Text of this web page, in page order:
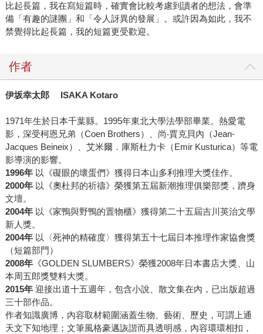
比起長篇，我在寫短篇時，確實會比較考慮到讀者的想法，會準
備「有趣的謎團」和「令人訝異的發展」。或許因為如此，我不
禁覺得比起長篇，我的短篇更受歡迎。
作者
伊坂幸太郎 ISAKA Kotaro
1971年生於日本千葉縣。1995年東北大學法學部畢業。熱愛電
影，深受柯恩兄弟（Coen Brothers）、尚‧賈克貝內（Jean-
Jacques Beineix）、艾米爾．庫斯杜力卡（Emir Kusturica）等電
影導演的影響。
1996年以《礙眼的壞蛋們》獲得日本山多利推理大獎佳作。
2000年以《奧杜邦的祈禱》榮獲第五屆新潮推理俱樂部獎，躋身
文壇。
2004年以《家鴨與野鴨的置物櫃》獲得第二十五屆吉川英治文學
新人獎。
2004年以〈死神的精確度〉獲得第五十七屆日本推理作家協會獎
（短篇部門）
2008年《GOLDEN SLUMBERS》榮獲2008年日本書店大獎、山
本周五郎獎雙料大獎。
2015年迎接出道十五週年，包含小說、散文集在內，已出版超過
三十部作品。
作者知識廣博，內容取材範圍涵蓋生物、藝術、歷史，可謂上通
天文下知地理；文筆風格豪邁詼諧而具透明感，內容環環相扣，